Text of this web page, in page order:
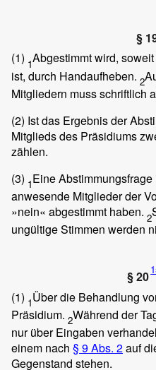
§
(1) 1Abgestimmt wird,
ist, durch Handaufheben. 2
Mitgliedern muss schriftlich
(2) Ist das Ergebnis der
Mitglieds des Präsidiums
zählen.
(3) 1Eine
anwesende Mitglieder der
»nein« abgestimmt haben. 2
ungültige Stimmen werden
§ 20
(1) 1Über die Behandlung
Präsidium. 2Während der
nur über Eingaben
einem nach § 9 Abs. 2auf
Gegenstand stehen.